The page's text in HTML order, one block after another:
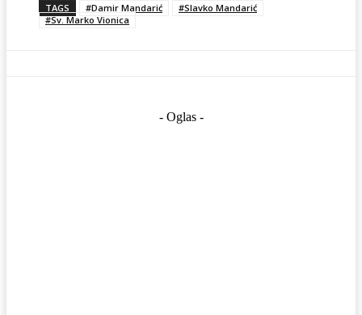
TAGS #Damir Mandarić
#Slavko Mandarić
#Sv. Marko Vionica
- Oglas -